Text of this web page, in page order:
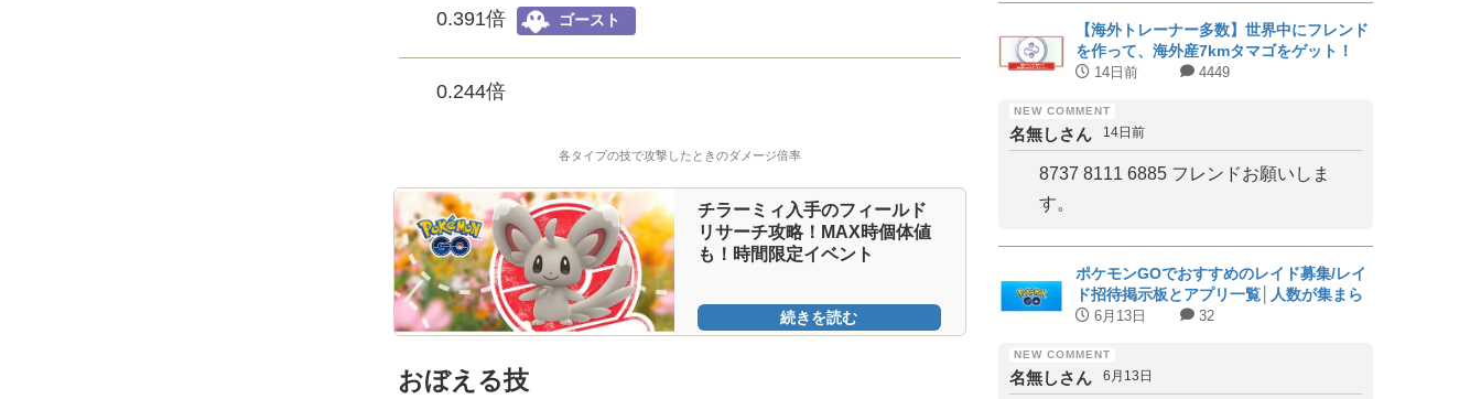
0.391倍 ゴースト
0.244倍
各タイプの技で攻撃したときのダメージ倍率
チラーミィ入手のフィールド
リサーチ攻略！MAX時個体値
も！時間限定イベント
続きを読む
おぼえる技
【海外トレーナー多数】世界中にフレンド
を作って、海外産7kmタマゴをゲット！
【海外フレンド専用】
14日前 4449
名無しさん 14日前
8737 8111 6885 フレンドお願いしま
す。
ポケモンGOでおすすめのレイド募集/レイ
ド招待掲示板とアプリ一覧│人数が集まら
ない時は？
6月13日 32
名無しさん 6月13日